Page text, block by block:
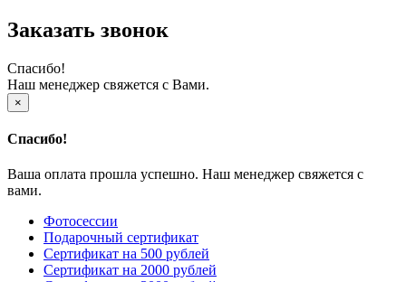
Заказать звонок
Спасибо!
Наш менеджер свяжется с Вами.
×
Спасибо!
Ваша оплата прошла успешно. Наш менеджер свяжется с
вами.
Фотосессии
Подарочный сертификат
Сертификат на 500 рублей
Сертификат на 2000 рублей